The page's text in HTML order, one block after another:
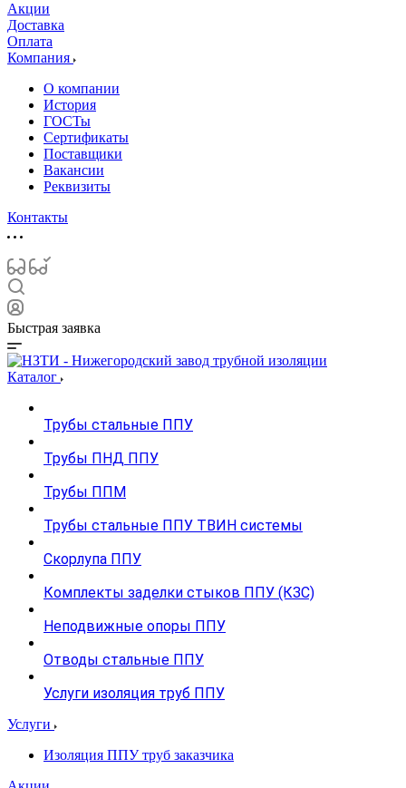
Акции
Доставка
Оплата
Компания
О компании
История
ГОСТы
Сертификаты
Поставщики
Вакансии
Реквизиты
Контакты
Быстрая заявка
Каталог
Трубы стальные ППУ
Трубы ПНД ППУ
Трубы ППМ
Трубы стальные ППУ ТВИН системы
Скорлупа ППУ
Комплекты заделки стыков ППУ (КЗС)
Неподвижные опоры ППУ
Отводы стальные ППУ
Услуги изоляция труб ППУ
Услуги
Изоляция ППУ труб заказчика